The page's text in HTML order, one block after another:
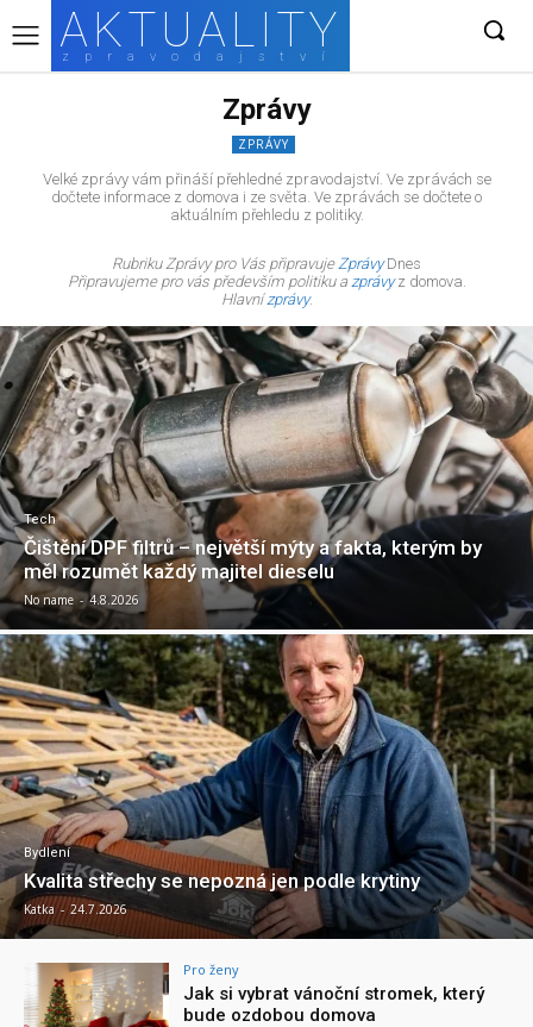
AKTUALITY
zpravodajství
Zprávy
ZPRÁVY
Velké zprávy vám přináší přehledné zpravodajství. Ve zprávách se
dočtete informace z domova i ze světa. Ve zprávách se dočtete o
aktuálním přehledu z politiky.
Rubriku Zprávy pro Vás připravujeZprávyDnes
Připravujeme pro vás především politiku a zprávyz domova.
Hlavnízprávy.
Tech
Čištění DPF filtrů – největší mýty a fakta, kterým by
měl rozumět každý majitel dieselu
No name - 4.8.2026
Bydlení
Kvalita střechy se nepozná jen podle krytiny
Katka - 24.7.2026
Pro ženy
Jak si vybrat vánoční stromek, který
bude ozdobou domova